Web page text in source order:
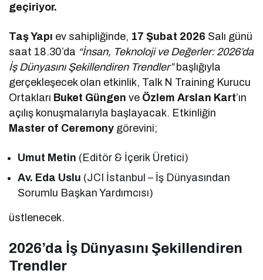
geçiriyor.
Taş Yapı ev sahipliğinde, 17 Şubat 2026 Salı günü
saat 18.30’da “İnsan, Teknoloji ve Değerler: 2026’da
İş Dünyasını Şekillendiren Trendler”başlığıyla
gerçekleşecek olan etkinlik, Talk N Training Kurucu
Ortakları Buket Güngen ve Özlem Arslan Kart’ın
açılış konuşmalarıyla başlayacak. Etkinliğin
Master of Ceremony görevini;
Umut Metin (Editör & İçerik Üretici)
Av. Eda Uslu (JCI İstanbul – İş Dünyasından
Sorumlu Başkan Yardımcısı)
üstlenecek.
2026’da İş Dünyasını Şekillendiren
Trendler